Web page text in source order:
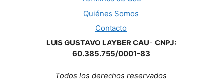
Quiénes Somos
Contacto
LUIS GUSTAVO LAYBER CAU- CNPJ:
60.385.755/0001-83
Todos los derechos reservados